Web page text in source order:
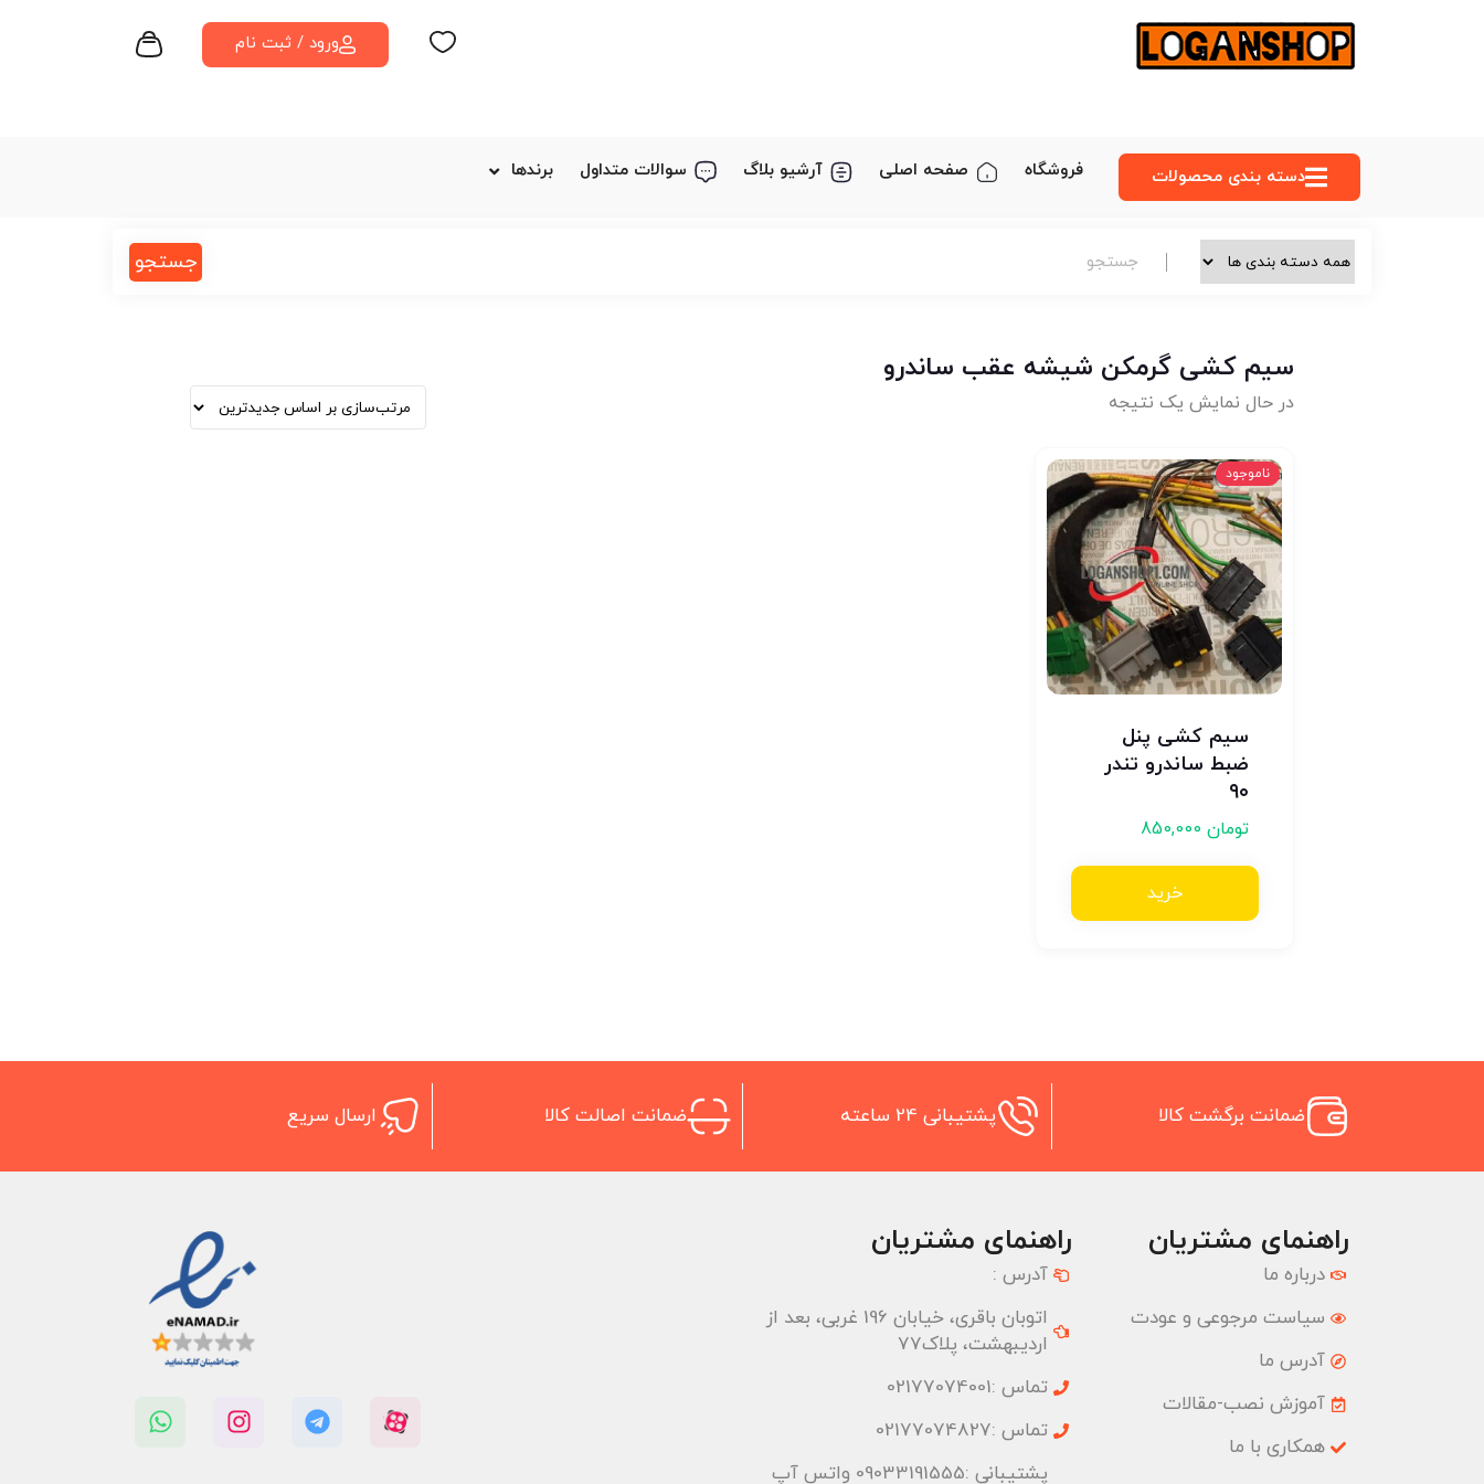
ورود / ثبت نام
دسته‌ بندی محصولات فروشگاه صفحه اصلی آرشیو بلاگ سوالات متداول برندها
جستجو
سیم کشی گرمکن شیشه عقب ساندرو
در حال نمایش یک نتیجه
ناموجود
سیم کشی پنل
ضبط ساندرو تندر
۹۰
تومان
خرید
ضمانت برگشت کالا پشتیبانی 24 ساعته ضمانت اصالت کالا ارسال سریع
راهنمای مشتریان
درباره ما
سیاست مرجوعی و عودت
آدرس ما
آموزش نصب-مقالات
همکاری با ما
راهنمای مشتریان
آدرس :
اتوبان باقری، خیابان 196 غربی، بعد از
اردیبهشت، پلاک77
تماس :02177074001
تماس :02177074827
پشتیبانی :09033191555 واتس آپ